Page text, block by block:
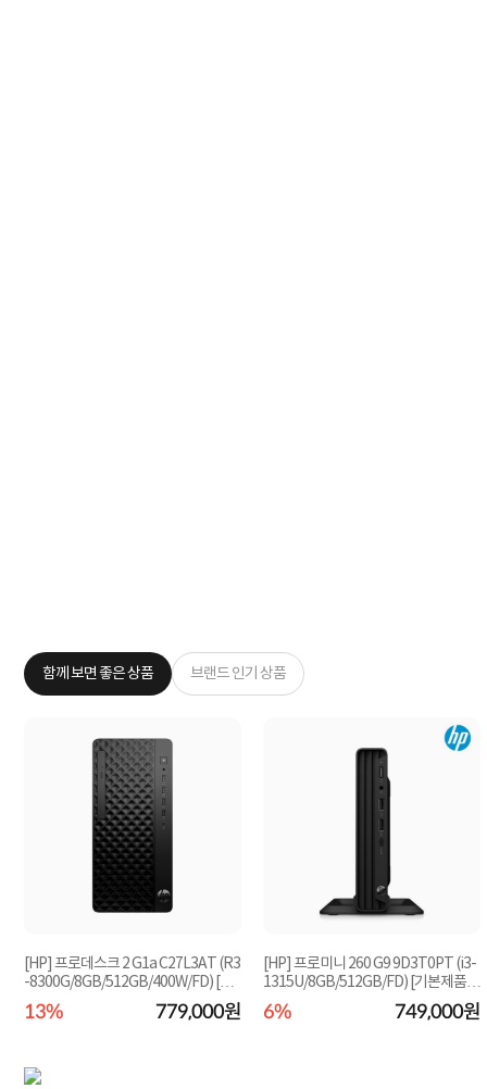
함께 보면 좋은 상품 브랜드 인기 상품
[HP] 프로데스크 2 G1a C27L3AT (R3
-8300G/8GB/512GB/400W/FD) [기
본제품]★오직 컴...
13% 779,000원
[HP] 프로미니 260 G9 9D3T0PT (i3-
1315U/8GB/512GB/FD) [기본제품]
★오직 컴퓨존에...
6% 749,000원